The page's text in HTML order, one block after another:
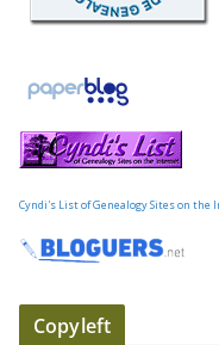
e
c
t
r
Cyndi's List of Genealogy Sites on the
Copyleft